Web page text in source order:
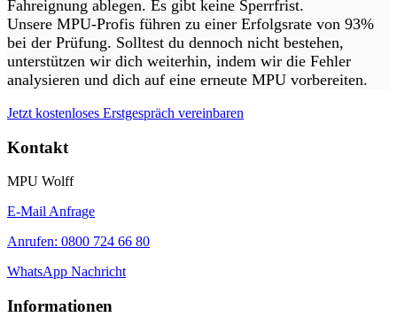
Fahreignung ablegen. Es gibt keine Sperrfrist.
Unsere MPU-Profis führen zu einer Erfolgsrate von 93%
bei der Prüfung. Solltest du dennoch nicht bestehen,
unterstützen wir dich weiterhin, indem wir die Fehler
analysieren und dich auf eine erneute MPU vorbereiten.
Jetzt kostenloses Erstgespräch vereinbaren
Kontakt
MPU Wolff
E-Mail Anfrage
Anrufen: 0800 724 66 80
WhatsApp Nachricht
Informationen